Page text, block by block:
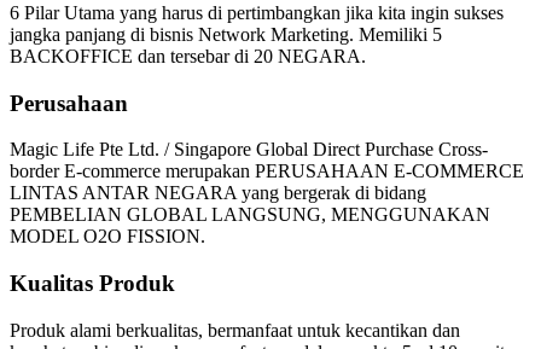
6 Pilar Utama yang harus di pertimbangkan jika kita ingin sukses
jangka panjang di bisnis Network Marketing. Memiliki 5
BACKOFFICE dan tersebar di 20 NEGARA.
Perusahaan
Magic Life Pte Ltd. / Singapore Global Direct Purchase Cross-
border E-commerce merupakan PERUSAHAAN E-COMMERCE
LINTAS ANTAR NEGARA yang bergerak di bidang
PEMBELIAN GLOBAL LANGSUNG, MENGGUNAKAN
MODEL O2O FISSION.
Kualitas Produk
Produk alami berkualitas, bermanfaat untuk kecantikan dan